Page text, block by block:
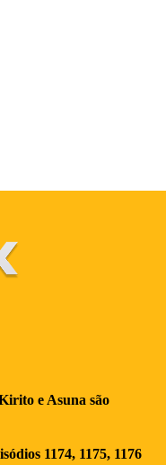
e Asuna são
1174, 1175, 1176